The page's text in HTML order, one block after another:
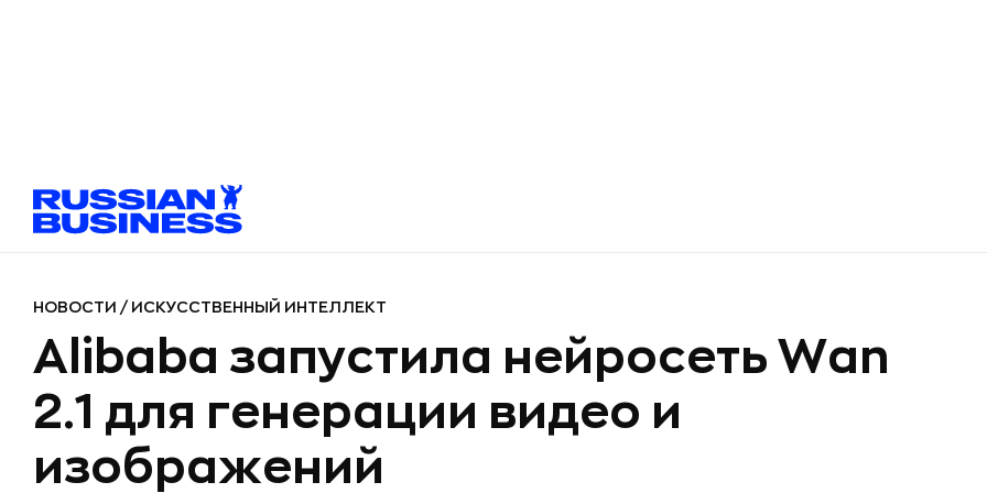
НОВОСТИ / ИСКУССТВЕННЫЙ ИНТЕЛЛЕКТ
Alibaba запустила нейросеть Wan
2.1 для генерации видео и
изображений